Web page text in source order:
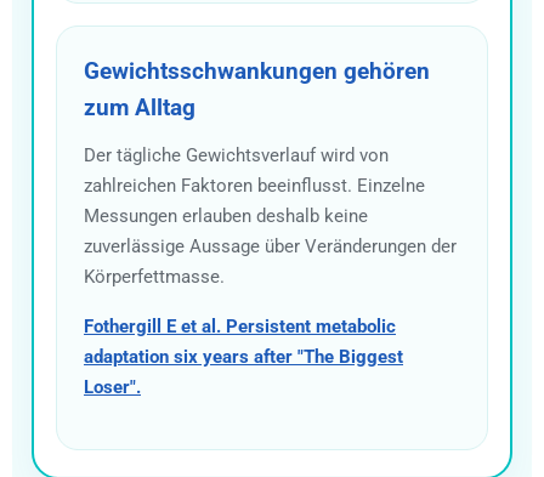
Gewichtsschwankungen gehören
zum Alltag
Der tägliche Gewichtsverlauf wird von
zahlreichen Faktoren beeinflusst. Einzelne
Messungen erlauben deshalb keine
zuverlässige Aussage über Veränderungen der
Körperfettmasse.
Fothergill E et al. Persistent metabolic
adaptation six years after "The Biggest
Loser".